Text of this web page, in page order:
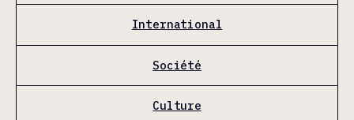
International
Société
Culture